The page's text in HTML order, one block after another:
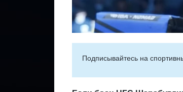
Подписывайтесь на